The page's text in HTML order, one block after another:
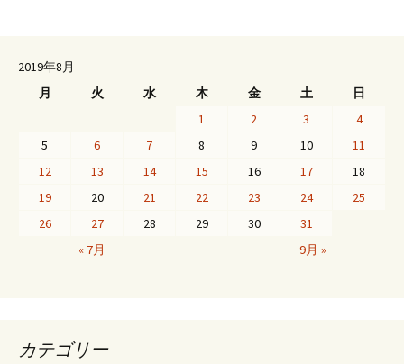
稿
ナ
ビ
ゲ
シ
2019年8月
月
火 水 木 金 土
日
1
2 3
4
5
6 7 8 9 10
11
12
13 14 15 16 17
18
19
20 21 22 23 24
25
26
27 28 29 30
31
« 7月
9月 »
カテゴリー